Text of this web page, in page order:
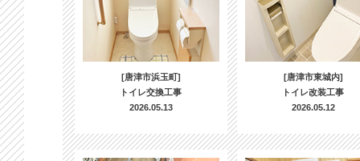
[唐津市浜玉町]
トイレ交換工事
2026.05.13
[唐津市東城内]
トイレ改装工事
2026.05.12